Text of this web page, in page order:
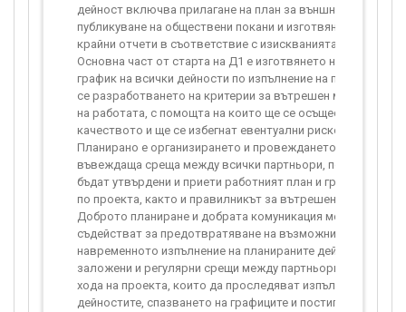
дейност включва прилагане на план за външно възлагане
публикуване на обществени покани и изготвянето на
крайни отчети в съответствие с изискванията на
Основна част от старта на Д1 е изготвянето на план на
график на всички дейности по изпълнение на проекта.
се разработването на критерии за вътрешен мониторинг
на работата, с помощта на които ще се осъществи
качеството и ще се избегнат евентуални рискови
Планирано е организирането и провеждането на една
въвеждаща среща между всички партньори, по време на
бъдат утвърдени и приети работният план и графикът на
по проекта, както и правилникът за вътрешен
Доброто планиране и добрата комуникация между
съдействат за предотвратяване на възможни рискове и
навременното изпълнение на планираните дейности. В
заложени и регулярни срещи между партньорите и
хода на проекта, които да проследяват изпълнението на
дейностите, спазването на графиците и постигането на